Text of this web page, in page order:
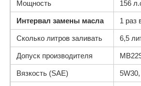
Мощность 156
Интервал замены масла 1 раз
Сколько литров заливать 6,5
Допуск производителя
Вязкость (SAE)